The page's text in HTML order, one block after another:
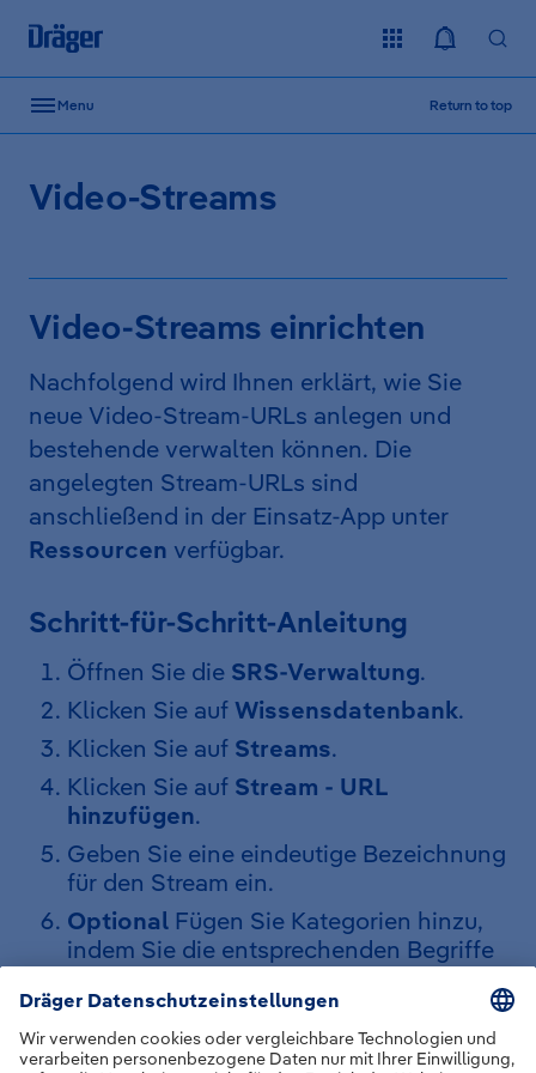
Skip to content
Menu Return to top
Video-Streams
Video-Streams einrichten
Nachfolgend wird Ihnen erklärt, wie Sie
neue Video-Stream-URLs anlegen und
bestehende verwalten können. Die
angelegten Stream-URLs sind
anschließend in der Einsatz-App unter
Ressourcen verfügbar.
Schritt-für-Schritt-Anleitung
Öffnen Sie die SRS-Verwaltung.
Klicken Sie auf Wissensdatenbank.
Klicken Sie auf Streams.
Klicken Sie auf Stream - URL
hinzufügen.
Geben Sie eine eindeutige Bezeichnung
für den Stream ein.
Optional Fügen Sie Kategorien hinzu,
indem Sie die entsprechenden Begriffe
klicken.
Tragen Sie die URL des Streams in das